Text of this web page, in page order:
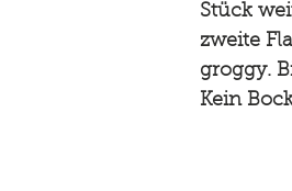
Stück
zweite
groggy.
Kein